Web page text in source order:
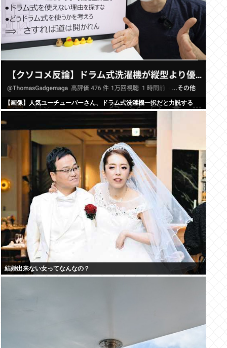
【画像】人気ユーチューバーさん、ドラム式洗濯機一択だと力説する
結婚出来ない女ってなんなの？